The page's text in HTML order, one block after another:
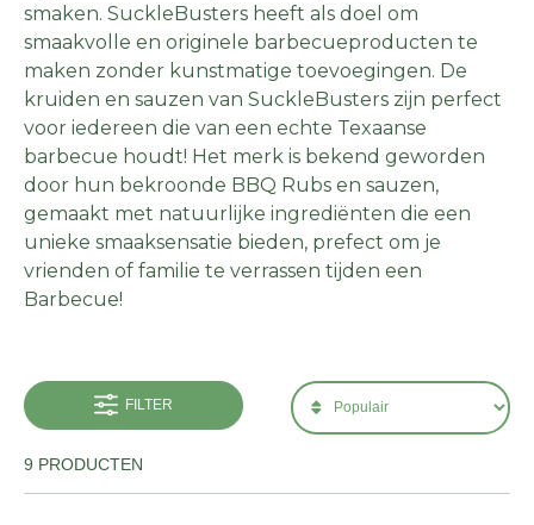
smaken. SuckleBusters heeft als doel om
smaakvolle en originele barbecueproducten te
maken zonder kunstmatige toevoegingen. De
kruiden en sauzen van SuckleBusters zijn perfect
voor iedereen die van een echte Texaanse
barbecue houdt! Het merk is bekend geworden
door hun bekroonde BBQ Rubs en sauzen,
gemaakt met natuurlijke ingrediënten die een
unieke smaaksensatie bieden, prefect om je
vrienden of familie te verrassen tijden een
Barbecue!
FILTER
9 PRODUCTEN